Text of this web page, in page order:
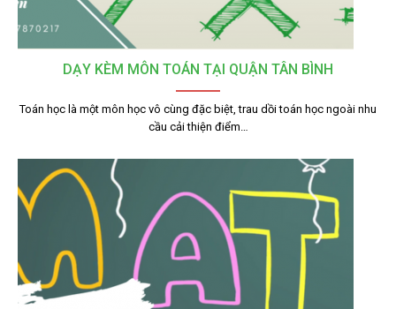
DẠY KÈM MÔN TOÁN TẠI QUẬN TÂN BÌNH
Toán học là một môn học vô cùng đặc biệt, trau dồi toán học ngoài nhu
cầu cải thiện điểm…